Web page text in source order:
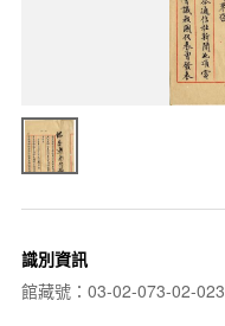
識別資訊
館藏號：03-02-073-02-023